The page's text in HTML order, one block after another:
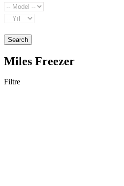
Search
Miles Freezer
Filtre